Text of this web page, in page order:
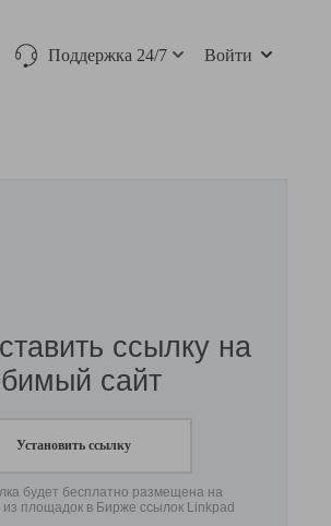
Поддержка 24/7 Войти
ссылку на
сайт
Установить ссылку
будет бесплатно размещена на
площадок в Бирже ссылок Linkpad